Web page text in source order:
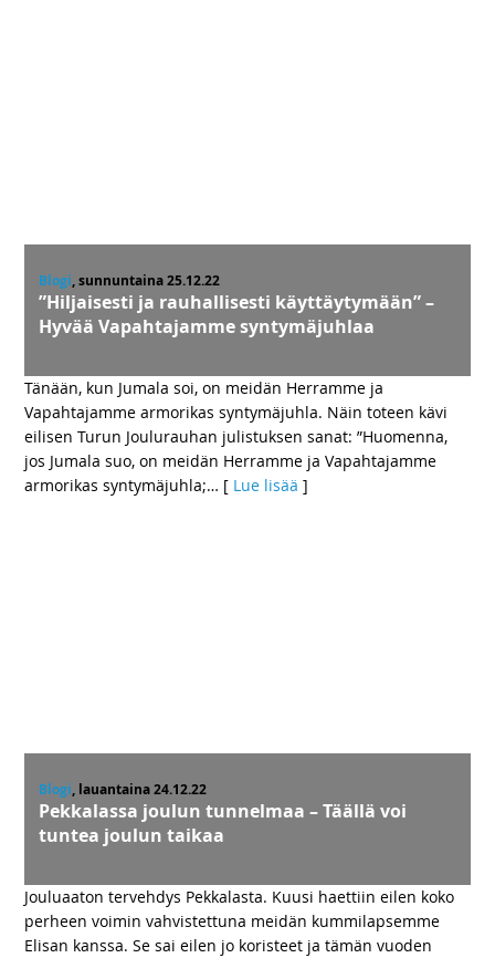
Blogi, sunnuntaina 25.12.22
”Hiljaisesti ja rauhallisesti käyttäytymään” –
Hyvää Vapahtajamme syntymäjuhlaa
Tänään, kun Jumala soi, on meidän Herramme ja
Vapahtajamme armorikas syntymäjuhla. Näin toteen kävi
eilisen Turun Joulurauhan julistuksen sanat: ”Huomenna,
jos Jumala suo, on meidän Herramme ja Vapahtajamme
armorikas syntymäjuhla;… [ Lue lisää ]
Blogi, lauantaina 24.12.22
Pekkalassa joulun tunnelmaa – Täällä voi
tuntea joulun taikaa
Jouluaaton tervehdys Pekkalasta. Kuusi haettiin eilen koko
perheen voimin vahvistettuna meidän kummilapsemme
Elisan kanssa. Se sai eilen jo koristeet ja tämän vuoden